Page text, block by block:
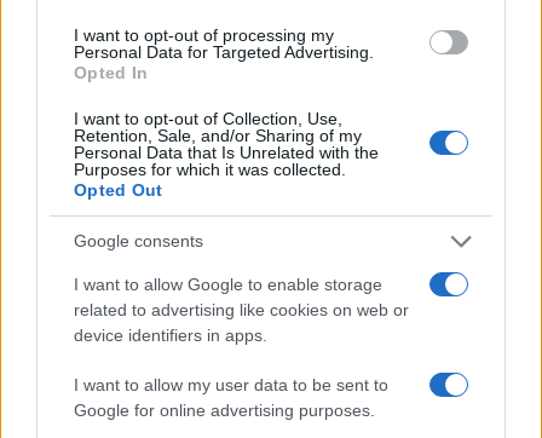
I want to opt-out of processing my
Personal Data for Targeted Advertising.
Opted In
I want to opt-out of Collection, Use,
Retention, Sale, and/or Sharing of my
Personal Data that Is Unrelated with the
Purposes for which it was collected.
Opted Out
Google consents
I want to allow Google to enable storage
related to advertising like cookies on web or
device identifiers in apps.
I want to allow my user data to be sent to
Google for online advertising purposes.
Los coches más buscados
Con el objetivo de determinar cuáles son…
AUTOMOVIL